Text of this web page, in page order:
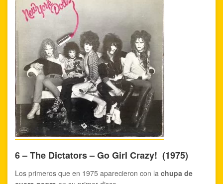
6 – The Dictators – Go Girl Crazy! (1975)
Los primeros que en 1975 aparecieron con la chupa de